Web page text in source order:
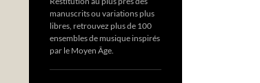
manuscrits ou variations plus
libres, retrouvez plus de 100
ensembles de musique inspirés
par le Moyen Âge.